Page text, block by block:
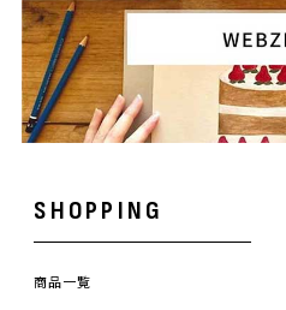
SHOPPING
商品一覧